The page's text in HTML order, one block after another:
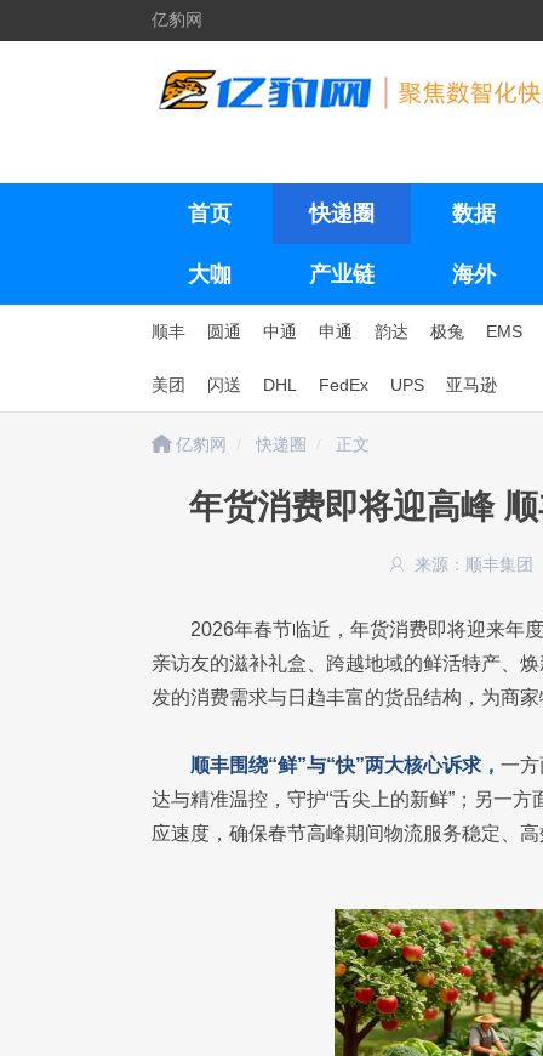
亿豹网
首页 快递圈 数据
大咖 产业链 海外
顺丰 圆通 中通 申通 韵达 极兔 EMS
美团 闪送 DHL FedEx UPS 亚马逊
亿豹网 快递圈 正文
年货消费即将迎高峰
来源：顺丰集团
2026年春节临近，年货消费即将迎来年
亲访友的滋补礼盒、跨越地域的鲜活特产、
发的消费需求与日趋丰富的货品结构，为商
顺丰围绕“鲜”与“快”两大核心诉求， 一
达与精准温控，守护“舌尖上的新鲜”；另一
应速度，确保春节高峰期间物流服务稳定、